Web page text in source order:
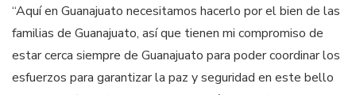
“Aquí en Guanajuato necesitamos hacerlo por el bien de las
familias de Guanajuato, así que tienen mi compromiso de
estar cerca siempre de Guanajuato para poder coordinar los
esfuerzos para garantizar la paz y seguridad en este bello